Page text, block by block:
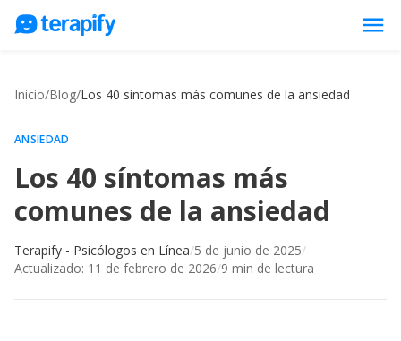
menu
Opiniones
Empresas
Preguntas frecuentes
Trabaja con nosotros
Inicio/Blog/Los 40 síntomas más comunes de la ansiedad
ANSIEDAD
Los 40 síntomas más
comunes de la ansiedad
Terapify - Psicólogos en Línea/5 de junio de 2025/
Actualizado: 11 de febrero de 2026/9 min de lectura